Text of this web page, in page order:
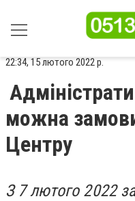
22:34, 15 лютого 2022 р.
можна
Центру
З 7 лютого 2022